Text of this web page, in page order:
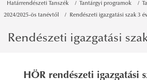
Határrendészeti Tanszék Tantárgyi programok
2024/2025-ös tanévtől Rendészeti igazgatási szak 3
Rendészeti igazgatási
HÖR rendészeti igazgatási